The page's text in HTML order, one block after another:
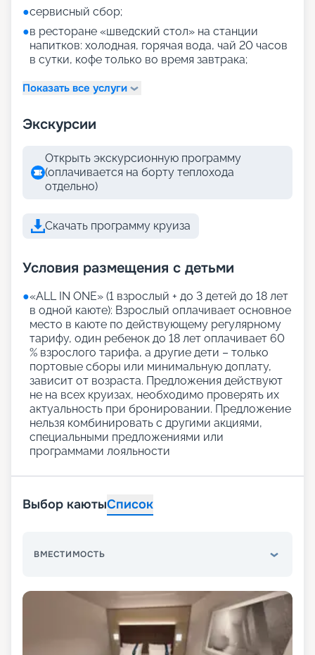
●сервисный сбор;
●в ресторане «шведский стол» на станции
напитков: холодная, горячая вода, чай 20 часов
в сутки, кофе только во время завтрака;
Показать все услуги
Экскурсии
Открыть экскурсионную программу
(оплачивается на борту теплохода
отдельно)
Скачать программу круиза
Условия размещения с детьми
●«АLL IN ONE» (1 взрослый + до 3 детей до 18 лет
в одной каюте): Взрослый оплачивает основное
место в каюте по действующему регулярному
тарифу, один ребенок до 18 лет оплачивает 60
% взрослого тарифа, а другие дети – только
портовые сборы или минимальную доплату,
зависит от возраста. Предложения действуют
не на всех круизах, необходимо проверять их
актуальность при бронировании. Предложение
нельзя комбинировать с другими акциями,
специальными предложениями или
программами лояльности
Выбор каютыСписок
ВМЕСТИМОСТЬ